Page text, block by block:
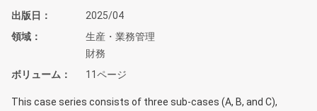
出版日
2025/04
領域
生産・業務管理
財務
ボリューム
11ページ
This case series consists of three sub-cases (A, B, and C),